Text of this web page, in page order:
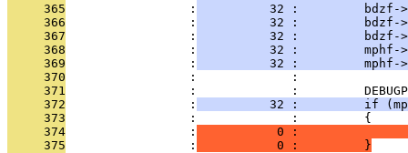
     365
                 :
32 :         bdzf-
     366
                 :
32 :         bdzf-
     367
                 :
32 :         bdzf-
     368
                 :
32 :         mphf-
     369
                 :
32 :         mphf-
     370
                 :             :
     371
:             :
     372
                 :
32 :         if
     373
                 :             :         {
     374
                 :
0 :
     375
                 :
           0 :         }